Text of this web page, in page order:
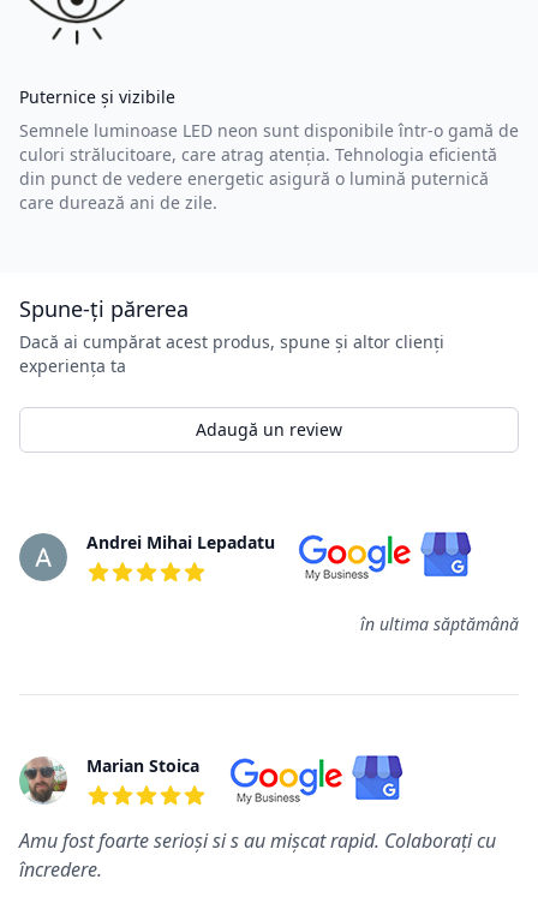
Puternice și vizibile
Semnele luminoase LED neon sunt disponibile într-o gamă de
culori strălucitoare, care atrag atenția. Tehnologia eficientă
din punct de vedere energetic asigură o lumină puternică
care durează ani de zile.
Spune-ți părerea
Dacă ai cumpărat acest produs, spune și altor clienți
experiența ta
Adaugă un review
Review-uriAndrei Mihai Lepadatu
în ultima săptămână
Marian Stoica
Amu fost foarte serioși si s au mișcat rapid. Colaborați cu
încredere.